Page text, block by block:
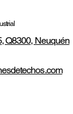
Q8300, Neuquén